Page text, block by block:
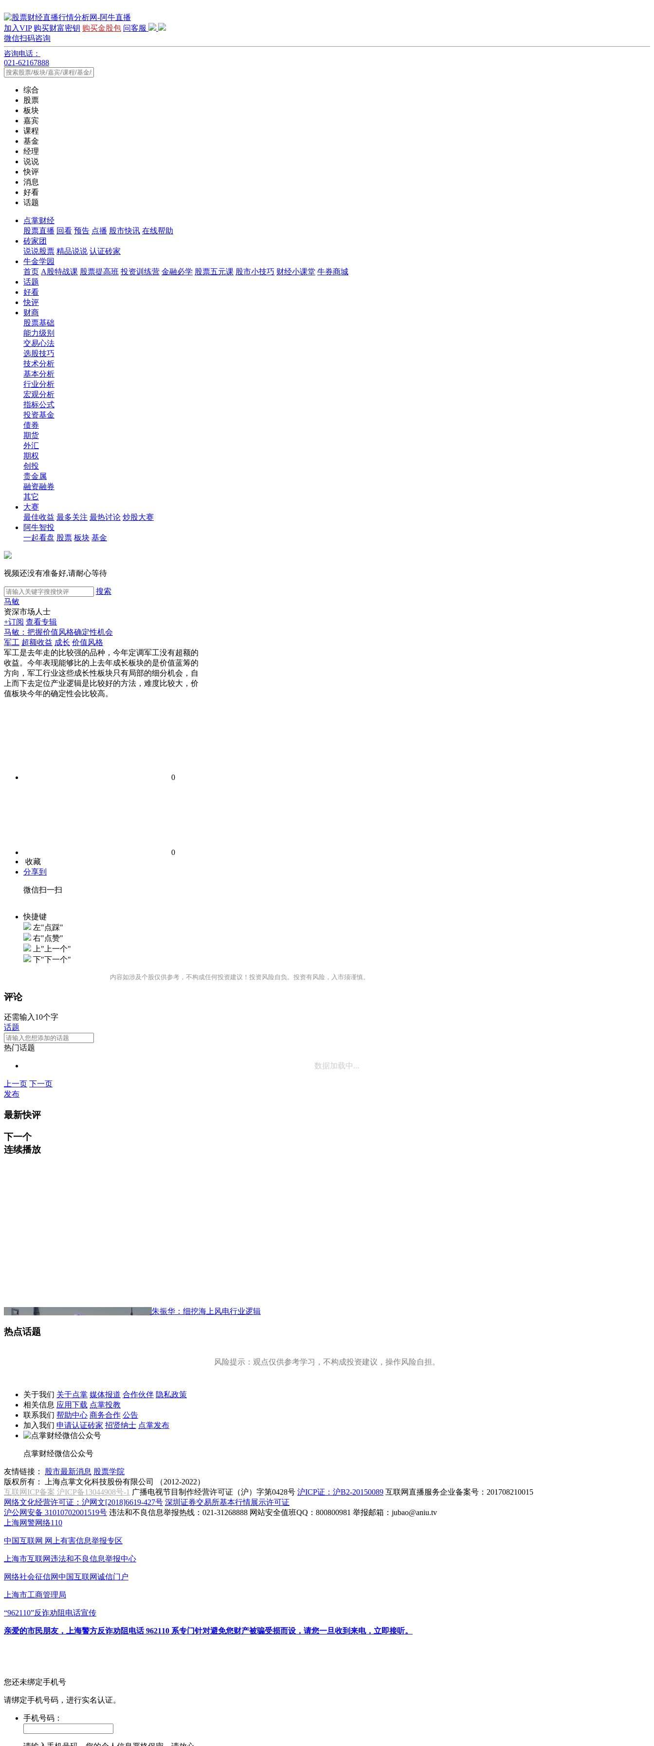
加入VIP 购买财富密钥 购买金股包 问客服
微信扫码咨询
咨询电话：
021-62167888
综合
股票
板块
嘉宾
课程
基金
经理
说说
快评
消息
好看
话题
点掌财经
股票直播 回看 预告 点播 股市快讯 在线帮助
砖家团
说说股票 精品说说 认证砖家
牛金学园
首页 A股特战课 股票提高班 投资训练营 金融必学 股票五元课 股市小技巧 财经小课堂 牛券商城
话题
好看
快评
财商
股票基础
能力级别
交易心法
选股技巧
技术分析
基本分析
行业分析
宏观分析
指标公式
投资基金
债券
期货
外汇
期权
创投
贵金属
融资融券
其它
大赛
最佳收益 最多关注 最热讨论 炒股大赛
阿牛智投
一起看盘 股票 板块 基金
视频还没有准备好,请耐心等待
搜索
马敏
资深市场人士
+订阅 查看专辑
马敏：把握价值风格确定性机会
军工 超额收益 成长 价值风格
军工是去年走的比较强的品种，今年定调军工没有超额的
收益。今年表现能够比的上去年成长板块的是价值蓝筹的
方向，军工行业这些成长性板块只有局部的细分机会，自
上而下去定位产业逻辑是比较好的方法，难度比较大，价
值板块今年的确定性会比较高。
0
0
收藏
分享到
微信扫一扫
快捷键
左"点踩"
右"点赞"
上"上一个"
下"下一个"
内容如涉及个股仅供参考，不构成任何投资建议！投资风险自负。投资有风险，入市须谨慎。
评论
还需输入10个字
话题
热门话题
数据加载中...
上一页 下一页
发布
最新快评
下一个
连续播放
朱振华：细挖海上风电行业逻辑
热点话题
风险提示：观点仅供参考学习，不构成投资建议，操作风险自担。
关于我们 关于点掌 媒体报道 合作伙伴 隐私政策
相关信息 应用下载 点掌投教
联系我们 帮助中心 商务合作 公告
加入我们 申请认证砖家 招贤纳士 点掌发布
点掌财经微信公众号
友情链接： 股市最新消息 股票学院
版权所有：
上海点掌文化科技股份有限公司 （2012-2022）
互联网ICP备案 沪ICP备13044908号-1 广播电视节目制作经营许可证（沪）字第0428号 沪ICP证：沪B2-20150089 互联网直播服务企业备案号：201708210015
网络文化经营许可证：沪网文[2018]6619-427号 深圳证券交易所基本行情展示许可证
沪公网安备 31010702001519号 违法和不良信息举报热线：021-31268888 网站安全值班QQ：800800981 举报邮箱： jubao@aniu.tv
上海网警网络110
中国互联网 网上有害信息举报专区
上海市互联网违法和不良信息举报中心
网络社会征信网中国互联网诚信门户
上海市工商管理局
“962110”反诈劝阻电话宣传
亲爱的市民朋友，上海警方反诈劝阻电话 962110 系专门针对避免您财产被骗受损而设，请您一旦收到来电，立即接听。
您还未绑定手机号
请绑定手机号码，进行实名认证。
手机号码：